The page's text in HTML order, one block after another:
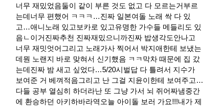
너무 재밌었음둘이 같이 부른 것도 없고 다 모르는거부르
는데너무 편했어 ㅋㅋㅋ…진짜 일본여돌 노래 싹 다 있
고…애니노래 있고보카로 있고유명한 가수들 메들리도 있
음ㄴ이거진짜추천 진짜재밌으니까진짜 밥생각도안나고
너무 재밋엇어그리고 노래가사 찍어서 박지애한테 보냈는
데뭔 노랜지 바로 맞혀서 신기했음 ㅋㅋ막차 때문에 집 갔
는데진짜 밤 새고 싶었다…​5/20시벌답 다 틀려서 지수가
보여준 거 베껴적음그리고 난 그걸 지윤이한테 보여주고…
다들 공부 열심히 하더라난 또 그냥 가서 뇌 쥐어짜냄중간
에 환승하던 아키하바라역오늘 아이돌 보러 가요!!!내가 제